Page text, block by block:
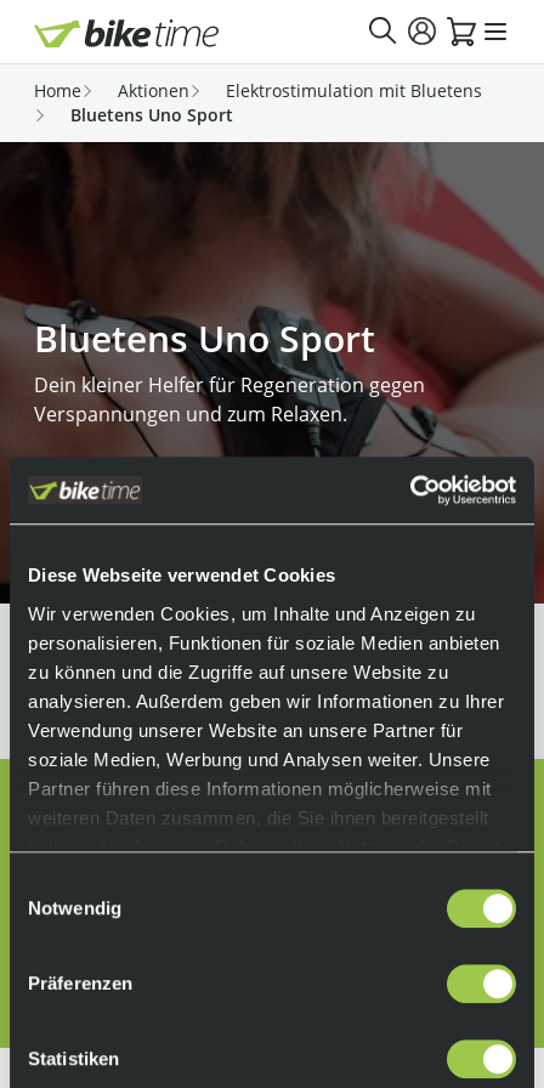
Diese Webseite verwendet Cookies
Wir verwenden Cookies, um Inhalte und Anzeigen zu
personalisieren, Funktionen für soziale Medien anbieten
zu können und die Zugriffe auf unsere Website zu
analysieren. Außerdem geben wir Informationen zu Ihrer
Verwendung unserer Website an unsere Partner für
soziale Medien, Werbung und Analysen weiter. Unsere
Partner führen diese Informationen möglicherweise mit
weiteren Daten zusammen, die Sie ihnen bereitgestellt
haben oder die sie im Rahmen Ihrer Nutzung der Dienste
Notwendig
Präferenzen
Statistiken
Direkt zum Inhalt
Home Aktionen
Elektrostimulation mit Bluetens
Bluetens Uno Sport
Bluetens Uno Sport
Dein kleiner Helfer für Regeneration gegen
Verspannungen und zum Relaxen.
Wir können keine Produkte entsprechend
dieser Auswahl finden
Lass dich beraten:
+49 511 67998300